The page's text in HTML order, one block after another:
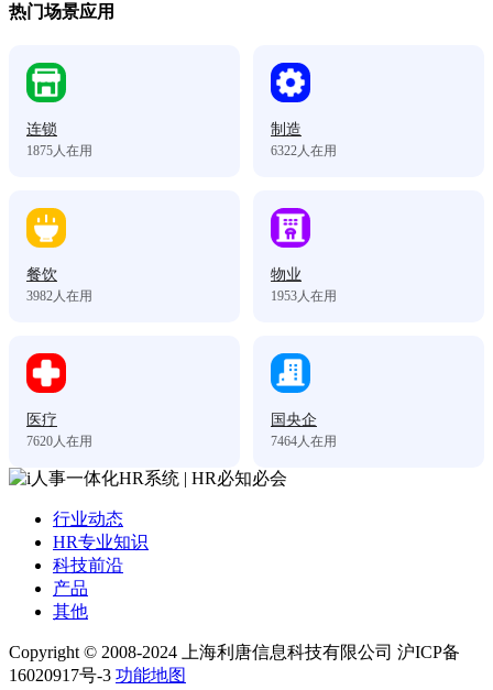
热门场景应用
连锁
1875人在用
制造
6322人在用
餐饮
3982人在用
物业
1953人在用
医疗
7620人在用
国央企
7464人在用
行业动态
HR专业知识
科技前沿
产品
其他
Copyright © 2008-2024 上海利唐信息科技有限公司 沪ICP备
16020917号-3 功能地图